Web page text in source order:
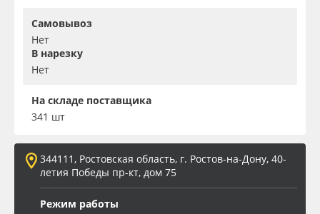
Самовывоз
Нет
В нарезку
Нет
На складе поставщика
341 шт
344111, Ростовская область, г. Ростов-на-Дону, 40-
летия Победы пр-кт, дом 75
Режим работы